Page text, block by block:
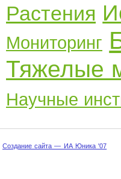
Растения
Мониторинг
Тяжелые
Научные
Создание сайта — ИА Юника '07